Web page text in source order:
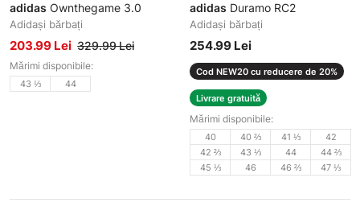
adidas Ownthegame 3.0
Adidași bărbați
203.99 Lei 329.99 Lei
Mărimi disponibile:
43 ⅓ 44
adidas Duramo RC2
Adidași bărbați
254.99 Lei
Cod NEW20 cu reducere de 20%
Livrare gratuită
Mărimi disponibile:
40 40 ⅔ 41 ⅓
42
42 ⅔
43 ⅓ 44
44 ⅔
45 ⅓
46 46 ⅔ 47 ⅓